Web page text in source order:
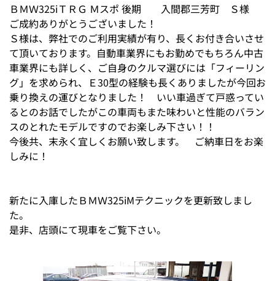
ＢＭＷ325iＴＲＧ Ｍスポ 後期 入間郡三芳町 Ｓ様
ご成約ありがとうございました！
Ｓ様は、弊社でのご利用実績が有り、長くお付き合いさせ
て頂いております。自動車業界にもお勤めでもちろん中古
車業界にも詳しく、ご自身のクルマ選びには「フィーリン
グ」を求められ、Ｅ30型の経験も長くありましたが今回お
乗り換えの運びとなりました！ いい車過ぎて戸惑ってい
るとのお話でしたがこの車両もまた味わいと性能のバラン
スのとれたモデルですのでお楽しみ下さい！！
今後共、末永く宜しくお願い致します。 ご納車日をお楽
しみに！
新たに入庫したＢＭＷ325iMテクニックを更新致しまし
た。
是非、店頭にて現車をご覧下さい。